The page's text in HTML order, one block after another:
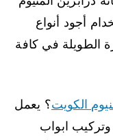
أجود أنواع
الطويلة في كافة
الكويت؟ يعمل
ابواب